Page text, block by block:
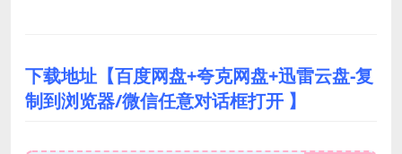
下载地址【百度网盘+夸克网盘+迅雷云盘-复
制到浏览器/微信任意对话框打开 】